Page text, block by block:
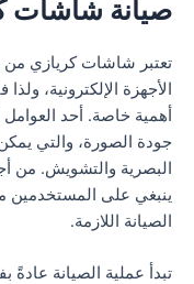
صيانة شاشات
تعتبر شاشات كريازي من
الأجهزة الإلكترونية،
أهمية خاصة. أحد العوامل
جودة الصورة، والتي
البصرية والتشويش. من
ينبغي على المستخدمين
الصيانة اللازمة.
تبدأ عملية الصيانة